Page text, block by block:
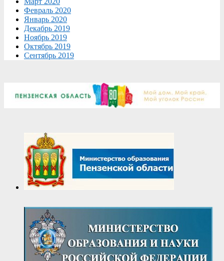
Февраль 2020
Январь 2020
Декабрь 2019
Ноябрь 2019
Октябрь 2019
Сентябрь 2019